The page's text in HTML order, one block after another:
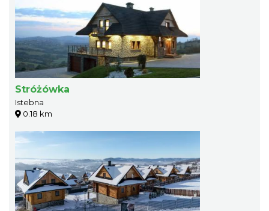
Stróżówka
Istebna
0.18 km